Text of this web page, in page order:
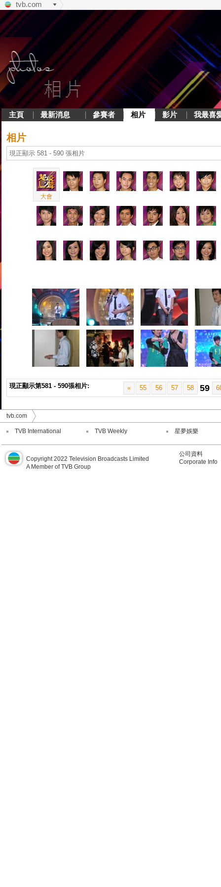
tvb.com
主頁 最新消息 參賽者 相片 影片 我最喜
相片
現正顯示 581 - 590 張相片
大會
現正顯示第581 - 590張相片: « 55 56 57 58 59
tvb.com
TVB International TVB Weekly 星夢娛樂
Copyright 2022 Television Broadcasts Limited
A Member of TVB Group
公司資料
Corporate Info